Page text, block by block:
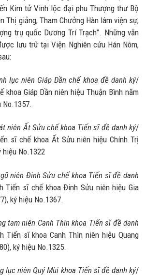
Kim tử Vinh lộc đại phu Thượng thư Bộ
Thị giảng, Tham Chưởng Hàn lâm viện sự,
trụ quốc Dương Trí Trạch”. Những văn
lưu trữ tại Viện Nghiên cứu Hán Nôm,
lục niên Giáp Dần chế khoa đề danh ký/
khoa Giáp Dần niên hiệu Thuận Bình năm
No.1357.
niên Ất Sửu chế khoa Tiến sĩ đề danh ký/
sĩ chế khoa Ất Sửu niên hiệu Chính Trị
hiệu No.1322
niên Đinh Sửu chế khoa Tiến sĩ đề danh
Tiến sĩ chế khoa Đinh Sửu niên hiệu Gia
ký hiệu No.1367.
tam niên Canh Thìn khoa Tiến sĩ đề danh
Tiến sĩ khoa Canh Thìn niên hiệu Quang
ký hiệu No.1325.
lục niên Quý Mùi khoa Tiến sĩ đề danh ký/